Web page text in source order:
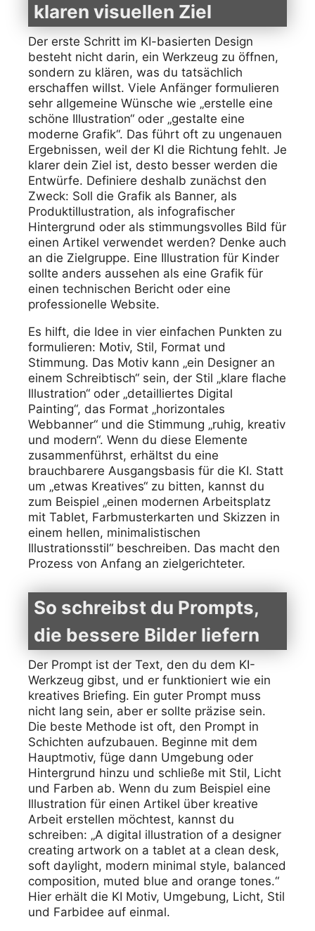
klaren visuellen Ziel
Der erste Schritt im KI-basierten Design
besteht nicht darin, ein Werkzeug zu öffnen,
sondern zu klären, was du tatsächlich
erschaffen willst. Viele Anfänger formulieren
sehr allgemeine Wünsche wie „erstelle eine
schöne Illustration“ oder „gestalte eine
moderne Grafik“. Das führt oft zu ungenauen
Ergebnissen, weil der KI die Richtung fehlt. Je
klarer dein Ziel ist, desto besser werden die
Entwürfe. Definiere deshalb zunächst den
Zweck: Soll die Grafik als Banner, als
Produktillustration, als infografischer
Hintergrund oder als stimmungsvolles Bild für
einen Artikel verwendet werden? Denke auch
an die Zielgruppe. Eine Illustration für Kinder
sollte anders aussehen als eine Grafik für
einen technischen Bericht oder eine
professionelle Website.
Es hilft, die Idee in vier einfachen Punkten zu
formulieren: Motiv, Stil, Format und
Stimmung. Das Motiv kann „ein Designer an
einem Schreibtisch“ sein, der Stil „klare flache
Illustration“ oder „detailliertes Digital
Painting“, das Format „horizontales
Webbanner“ und die Stimmung „ruhig, kreativ
und modern“. Wenn du diese Elemente
zusammenführst, erhältst du eine
brauchbarere Ausgangsbasis für die KI. Statt
um „etwas Kreatives“ zu bitten, kannst du
zum Beispiel „einen modernen Arbeitsplatz
mit Tablet, Farbmusterkarten und Skizzen in
einem hellen, minimalistischen
Illustrationsstil“ beschreiben. Das macht den
Prozess von Anfang an zielgerichteter.
So schreibst du Prompts,
die bessere Bilder liefern
Der Prompt ist der Text, den du dem KI-
Werkzeug gibst, und er funktioniert wie ein
kreatives Briefing. Ein guter Prompt muss
nicht lang sein, aber er sollte präzise sein.
Die beste Methode ist oft, den Prompt in
Schichten aufzubauen. Beginne mit dem
Hauptmotiv, füge dann Umgebung oder
Hintergrund hinzu und schließe mit Stil, Licht
und Farben ab. Wenn du zum Beispiel eine
Illustration für einen Artikel über kreative
Arbeit erstellen möchtest, kannst du
schreiben: „A digital illustration of a designer
creating artwork on a tablet at a clean desk,
soft daylight, modern minimal style, balanced
composition, muted blue and orange tones.“
Hier erhält die KI Motiv, Umgebung, Licht, Stil
und Farbidee auf einmal.